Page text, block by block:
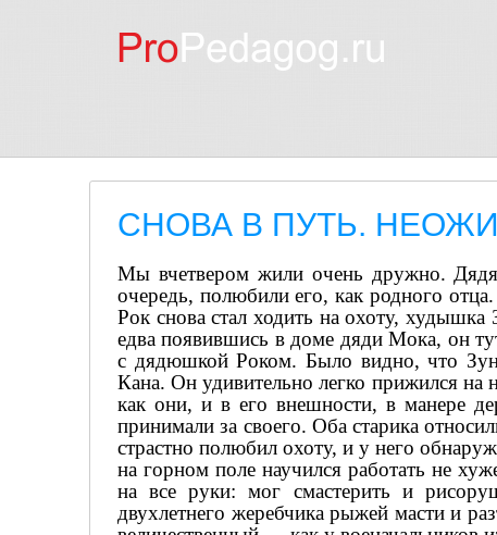
СНОВА В ПУТЬ.
Мы вчетвером жили очень дружно.
очередь, полюбили его, как родного
Рок снова стал ходить на охоту,
едва появившись в доме дяди Мока, он
с дядюшкой Роком. Было видно, что
Кана. Он удивительно легко прижился на
как они, и в его внешности, в манере
принимали за своего. Оба старика
страстно полюбил охоту, и у него
на горном поле научился работать не
на все руки: мог смастерить и
двухлетнего жеребчика рыжей масти и